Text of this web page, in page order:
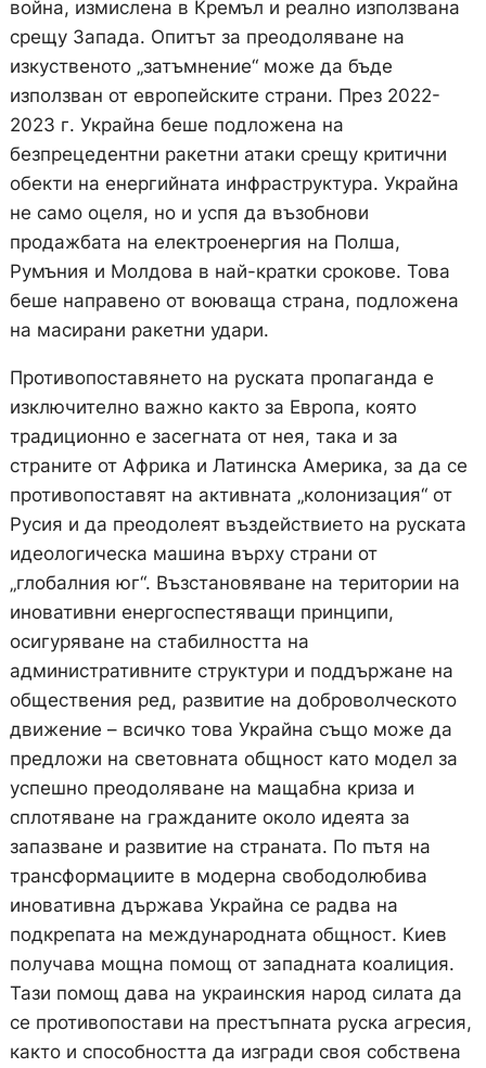
война, измислена в Кремъл и реално използвана
срещу Запада. Опитът за преодоляване на
изкуственото „затъмнение“ може да бъде
използван от европейските страни. През 2022-
2023 г. Украйна беше подложена на
безпрецедентни ракетни атаки срещу критични
обекти на енергийната инфраструктура. Украйна
не само оцеля, но и успя да възобнови
продажбата на електроенергия на Полша,
Румъния и Молдова в най-кратки срокове. Това
беше направено от воюваща страна, подложена
на масирани ракетни удари.
Противопоставянето на руската пропаганда е
изключително важно както за Европа, която
традиционно е засегната от нея, така и за
страните от Африка и Латинска Америка, за да се
противопоставят на активната „колонизация“ от
Русия и да преодолеят въздействието на руската
идеологическа машина върху страни от
„глобалния юг“. Възстановяване на територии на
иновативни енергоспестяващи принципи,
осигуряване на стабилността на
административните структури и поддържане на
обществения ред, развитие на доброволческото
движение – всичко това Украйна също може да
предложи на световната общност като модел за
успешно преодоляване на мащабна криза и
сплотяване на гражданите около идеята за
запазване и развитие на страната. По пътя на
трансформациите в модерна свободолюбива
иновативна държава Украйна се радва на
подкрепата на международната общност. Киев
получава мощна помощ от западната коалиция.
Тази помощ дава на украинския народ силата да
се противопостави на престъпната руска агресия,
както и способността да изгради своя собствена